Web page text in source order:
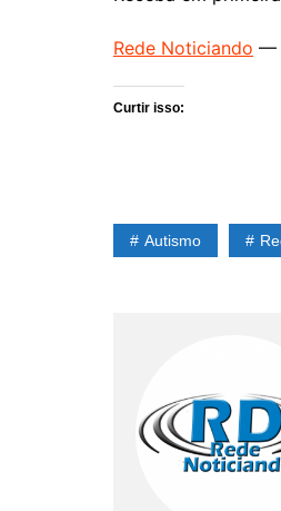
Rede Noticiando —
Curtir isso:
Autismo